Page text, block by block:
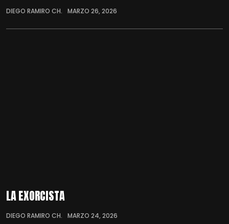
DIEGO RAMIRO CH. MARZO 26, 2026
LA EXORCISTA
DIEGO RAMIRO CH. MARZO 24, 2026